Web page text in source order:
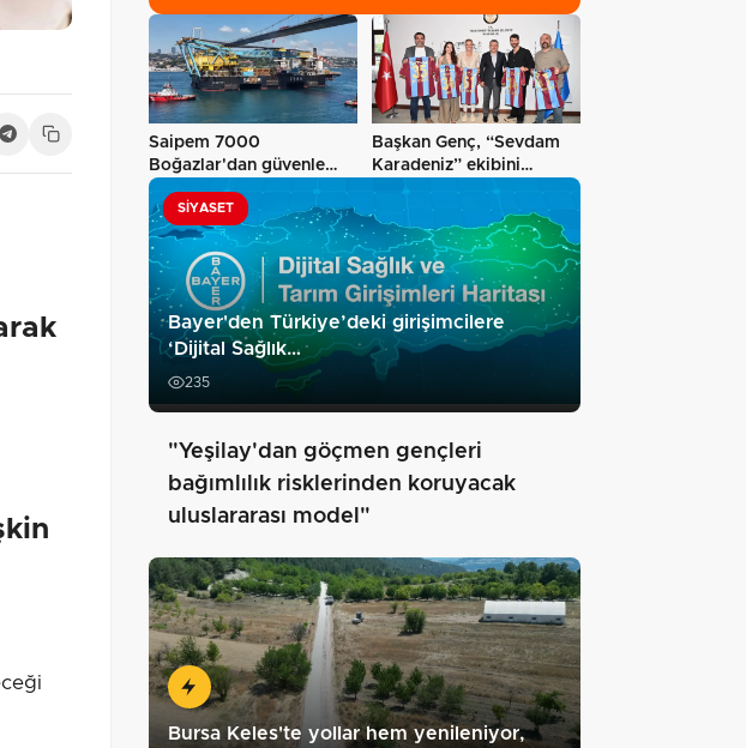
Saipem 7000
Boğazlar'dan güvenle
geçti
Başkan Genç, “Sevdam
Karadeniz” ekibini
ağırladı!…
SIYASET
Bayer'den Türkiye’deki girişimcilere
‘Dijital Sağlık…
235
"Yeşilay'dan göçmen gençleri
bağımlılık risklerinden koruyacak
uluslararası model"
Bursa Keles'te yollar hem yenileniyor,